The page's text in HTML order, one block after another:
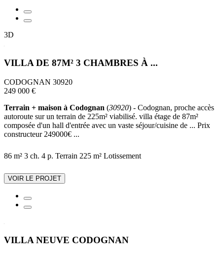
3D
VILLA DE 87M² 3 CHAMBRES À ...
CODOGNAN 30920
249 000 €
Terrain + maison à Codognan (30920) - Codognan, proche accès
autoroute sur un terrain de 225m² viabilisé. villa étage de 87m²
composée d'un hall d'entrée avec un vaste séjour/cuisine de ... Prix
constructeur 249000€ ...
86 m² 3 ch. 4 p. Terrain 225 m² Lotissement
VOIR LE PROJET
VILLA NEUVE CODOGNAN